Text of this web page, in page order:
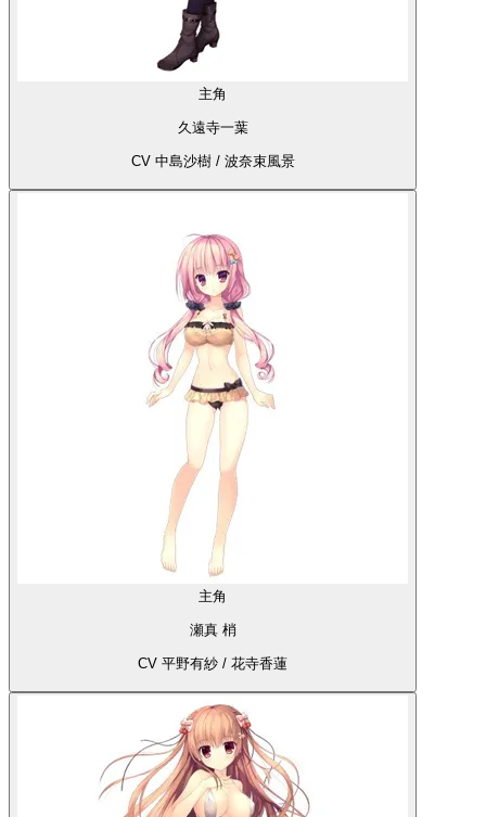
主角
久遠寺一葉
CV 中島沙樹 / 波奈束風景
主角
瀬真 梢
CV 平野有紗 / 花寺香蓮